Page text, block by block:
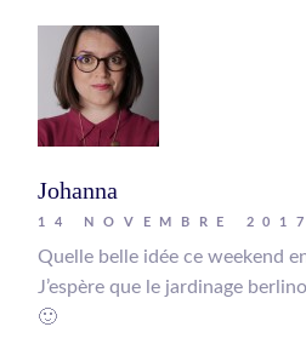
Johanna
14 NOVEMBRE 2017
Quelle belle idée ce weekend
J’espère que le jardinage
🙂